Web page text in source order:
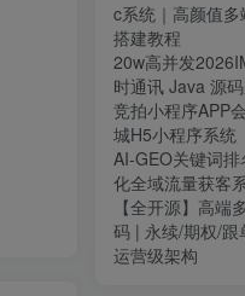
c系统｜高颜值
搭建教程
20w高并发
时通讯 Java 源
竞拍小程序APP
城H5小程序系统
AI-GEO关键词
化全域流量获客
【全开源】高
码 | 永续/期权/
运营级架构